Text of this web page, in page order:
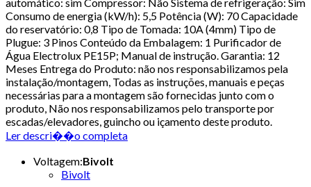
Consumo de energia (kW/h): 5,5 Potência (W): 70 Capacidade
do reservatório: 0,8 Tipo de Tomada: 10A (4mm) Tipo de
Plugue: 3 Pinos Conteúdo da Embalagem: 1 Purificador de
Água Electrolux PE15P; Manual de instrução. Garantia: 12
Meses Entrega do Produto: não nos responsabilizamos pela
instalação/montagem, Todas as instruções, manuais e peças
necessárias para a montagem são fornecidas junto com o
produto, Não nos responsabilizamos pelo transporte por
escadas/elevadores, guincho ou içamento deste produto.
Ler descri��o completa
Voltagem:Bivolt
Bivolt